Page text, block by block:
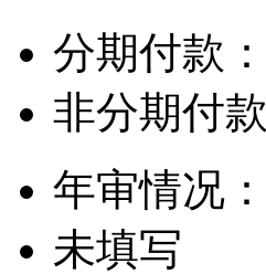
分期付款：
非分期付款
年审情况：
未填写